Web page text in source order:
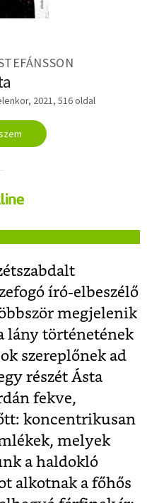
2021, 516 oldal
író-elbeszélő
megjelenik
lány történetének
szereplőnek ad
részét Ásta
fekve,
koncentrikusan
melyek
a haldokló
alkotnak a főhős